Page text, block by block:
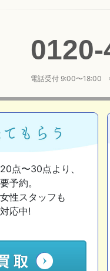
0120-
電話受付 9:00〜18:00
20点〜30点より、
要予約。
女性スタッフも
対応中!